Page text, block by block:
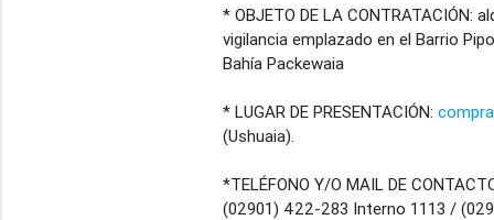
* OBJETO DE LA CONTRATACIÓN:
vigilancia emplazado en el Barrio
Bahía Packewaia
* LUGAR DE PRESENTACIÓN:
(Ushuaia).
*TELÉFONO Y/O MAIL DE
(02901) 422-283 Interno 1113 /